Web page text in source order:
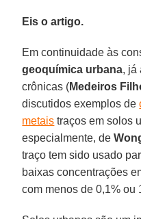
Eis o artigo.
Em continuidade às
geoquímica urbana, já
crônicas (Medeiros
discutidos exemplos de
metais traços em solos
especialmente, de
traço tem sido usado
baixas concentrações
com menos de 0,1% ou